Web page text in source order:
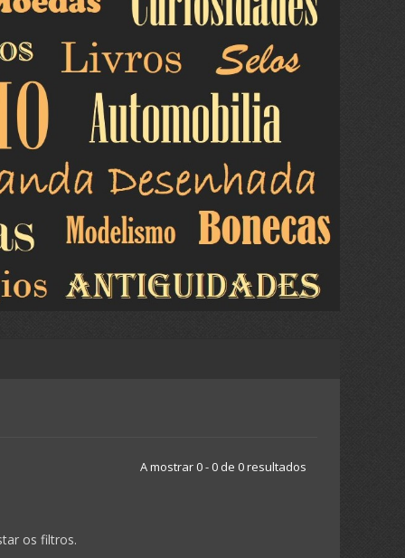
A mostrar 0 - 0 de 0 resultados
os filtros.